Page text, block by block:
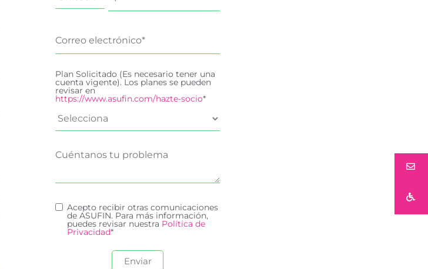
Plan Solicitado (Es necesario tener una
cuenta vigente). Los planes se pueden
revisar en
https://www.asufin.com/hazte-socio*
Acepto recibir otras comunicaciones
de ASUFIN. Para más información,
puedes revisar nuestra Política de
Privacidad*